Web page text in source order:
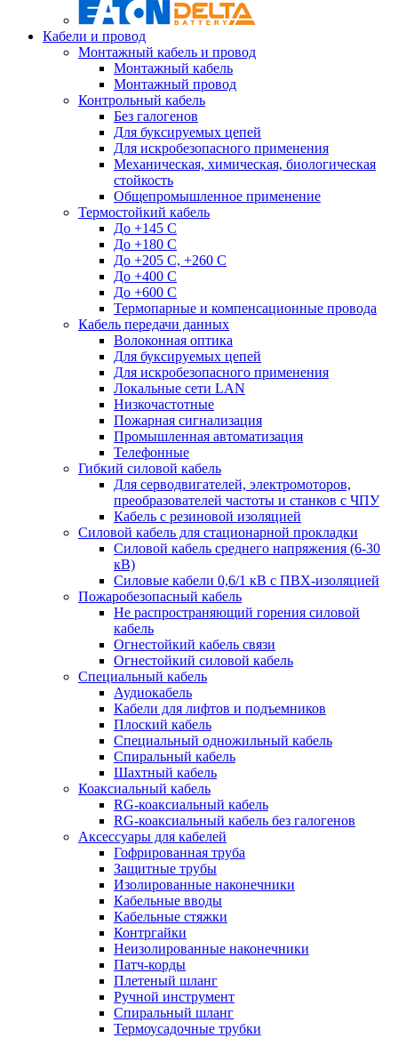
Кабели и провод
Монтажный кабель и провод
Монтажный кабель
Монтажный провод
Контрольный кабель
Без галогенов
Для буксируемых цепей
Для искробезопасного применения
Механическая, химическая, биологическая
стойкость
Общепромышленное применение
Термостойкий кабель
До +145 С
До +180 C
До +205 С, +260 С
До +400 C
До +600 С
Термопарные и компенсационные провода
Кабель передачи данных
Волоконная оптика
Для буксируемых цепей
Для искробезопасного применения
Локальные сети LAN
Низкочастотные
Пожарная сигнализация
Промышленная автоматизация
Телефонные
Гибкий силовой кабель
Для серводвигателей, электромоторов,
преобразователей частоты и станков с ЧПУ
Кабель с резиновой изоляцией
Силовой кабель для стационарной прокладки
Силовой кабель среднего напряжения (6-30
кВ)
Силовые кабели 0,6/1 кВ с ПВХ-изоляцией
Пожаробезопасный кабель
Не распространяющий горения силовой
кабель
Огнестойкий кабель связи
Огнестойкий силовой кабель
Специальный кабель
Аудиокабель
Кабели для лифтов и подъемников
Плоский кабель
Специальный одножильный кабель
Спиральный кабель
Шахтный кабель
Коаксиальный кабель
RG-коаксиальный кабель
RG-коаксиальный кабель без галогенов
Аксессуары для кабелей
Гофрированная труба
Защитные трубы
Изолированные наконечники
Кабельные вводы
Кабельные стяжки
Контргайки
Неизолированные наконечники
Патч-корды
Плетеный шланг
Ручной инструмент
Спиральный шланг
Термоусадочные трубки